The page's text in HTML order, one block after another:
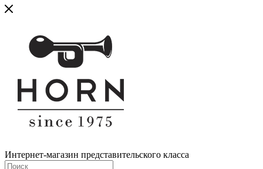
Интернет-магазин представительского класса